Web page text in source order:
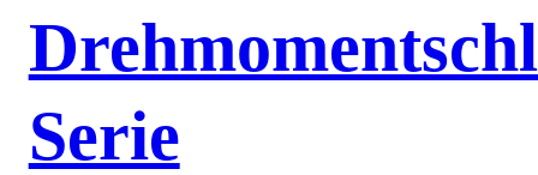
Serie